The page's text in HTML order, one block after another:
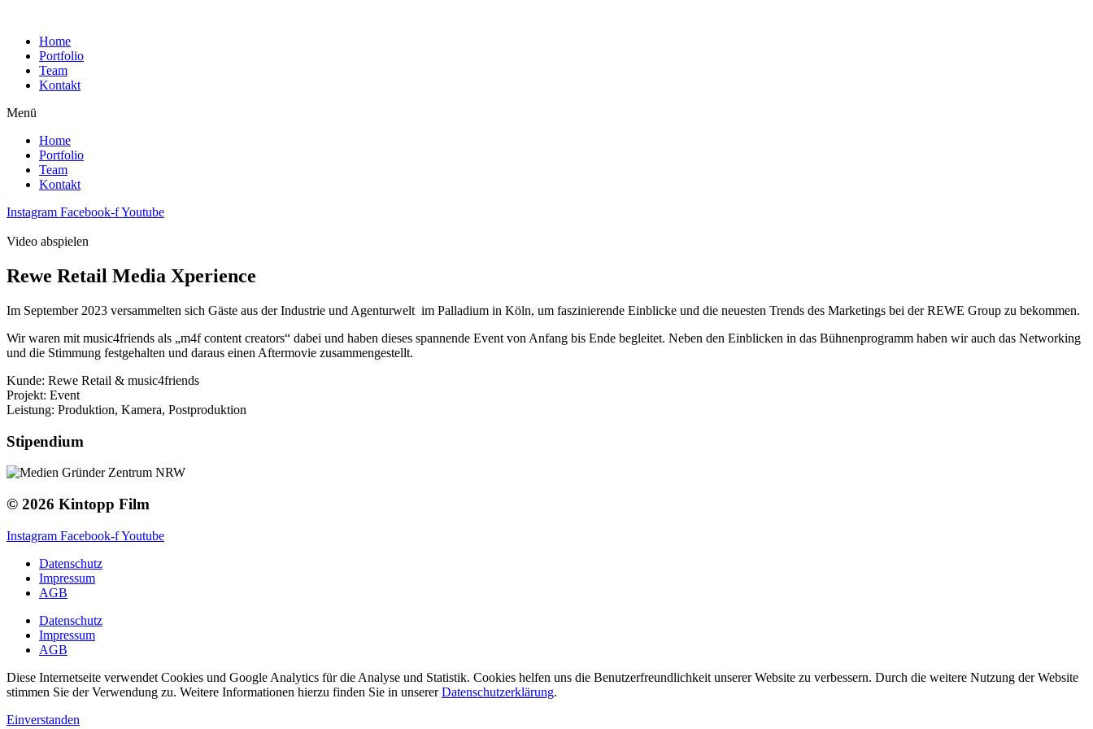
Home
Portfolio
Team
Kontakt
Menü
Home
Portfolio
Team
Kontakt
Instagram Facebook-fYoutube
Video abspielen
Rewe Retail Media Xperience
Im September 2023 versammelten sich Gäste aus der Industrie und Agenturwelt im Palladium in Köln, um faszinierende Einblicke und die neuesten Trends des Marketings bei der REWE Group zu bekommen.
Wir waren mit music4friends als „m4f content creators“ dabei und haben dieses spannende Event von Anfang bis Ende begleitet. Neben den Einblicken in das Bühnenprogramm haben wir auch das Networking
und die Stimmung festgehalten und daraus einen Aftermovie zusammengestellt.
Kunde: Rewe Retail & music4friends
Projekt: Event
Leistung: Produktion, Kamera, Postproduktion
Stipendium
© 2026 Kintopp Film
Instagram Facebook-fYoutube
Datenschutz
Impressum
AGB
Datenschutz
Impressum
AGB
Diese Internetseite verwendet Cookies und Google Analytics für die Analyse und Statistik. Cookies helfen uns die Benutzerfreundlichkeit unserer Website zu verbessern. Durch die weitere Nutzung der Website
stimmen Sie der Verwendung zu. Weitere Informationen hierzu finden Sie in unsererDatenschutzerklärung.
Einverstanden